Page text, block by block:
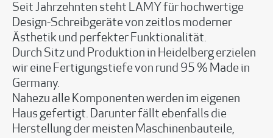
Seit Jahrzehnten steht LAMY für hochwertige
Design-Schreibgeräte von zeitlos moderner
Ästhetik und perfekter Funktionalität.
Durch Sitz und Produktion in Heidelberg erzielen
wir eine Fertigungstiefe von rund 95 % Made in
Germany.
Nahezu alle Komponenten werden im eigenen
Haus gefertigt. Darunter fällt ebenfalls die
Herstellung der meisten Maschinenbauteile,